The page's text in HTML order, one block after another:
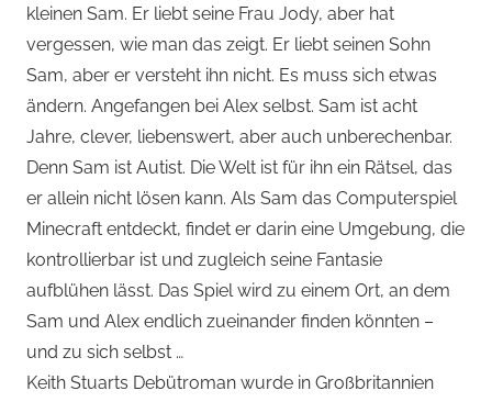
kleinen Sam. Er liebt seine Frau Jody, aber hat
vergessen, wie man das zeigt. Er liebt seinen Sohn
Sam, aber er versteht ihn nicht. Es muss sich etwas
ändern. Angefangen bei Alex selbst. Sam ist acht
Jahre, clever, liebenswert, aber auch unberechenbar.
Denn Sam ist Autist. Die Welt ist für ihn ein Rätsel, das
er allein nicht lösen kann. Als Sam das Computerspiel
Minecraft entdeckt, findet er darin eine Umgebung, die
kontrollierbar ist und zugleich seine Fantasie
aufblühen lässt. Das Spiel wird zu einem Ort, an dem
Sam und Alex endlich zueinander finden könnten –
und zu sich selbst …
Keith Stuarts Debütroman wurde in Großbritannien